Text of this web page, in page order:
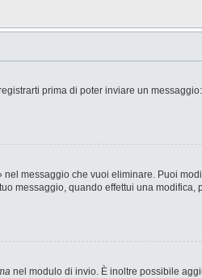
prima di poter inviare un
messaggio che vuoi eliminare. Puoi
messaggio, quando effettui una modifica,
nel modulo di invio. È inoltre possibile